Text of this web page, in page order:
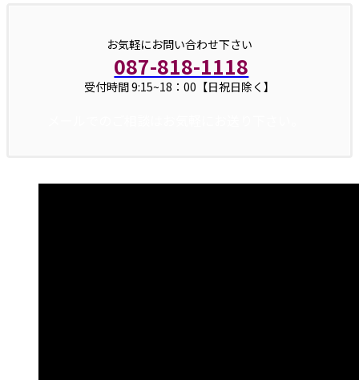
お気軽にお問い合わせ下さい
087-818-1118
受付時間 9:15~18：00【日祝日除く】